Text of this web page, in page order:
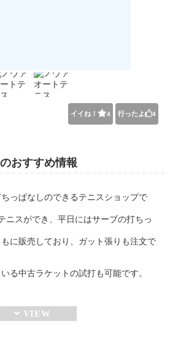
イイね！ 4 行ったよ 4
おすすめ情報
っぱなしのできるテニスショップで
ニスができ、平日にはサーブの打ちっ
に販売しており、ガット張りも注文で
る中古ラケットの試打も可能です。